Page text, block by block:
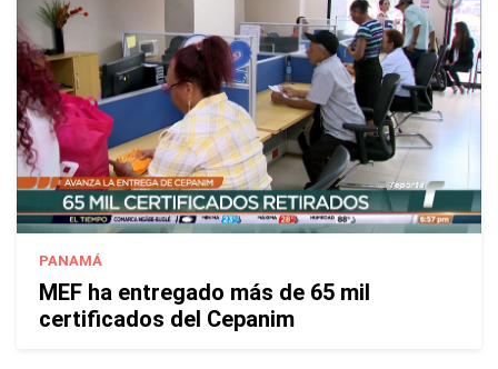
PANAMÁ
MEF ha entregado más de 65 mil
certificados del Cepanim